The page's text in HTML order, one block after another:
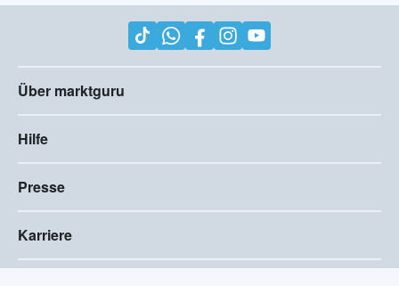
Über marktguru
Hilfe
Presse
Karriere